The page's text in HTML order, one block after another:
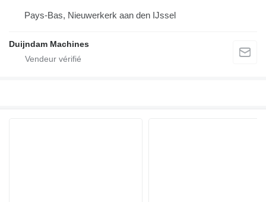
Pays-Bas, Nieuwerkerk aan den IJssel
Duijndam Machines